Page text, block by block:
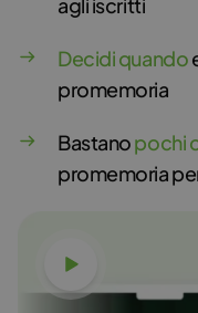
agli iscritti
Decidi quando
promemoria
Bastanopochi
promemoria